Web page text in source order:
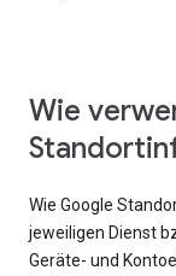
Wie
Wie Google
jeweiligen Dienst
Geräte- und